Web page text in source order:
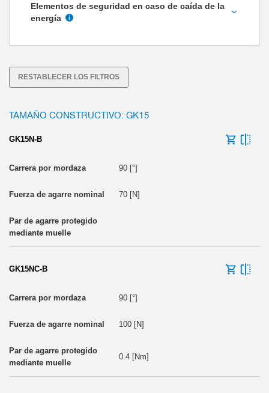
Peso de la pinza [kg]
Elementos de seguridad en caso de caída de la
energía
válvula de seguridad de presión
Dispositivo de seguridad de la fuerza de agarre
mediante muelle
RESTABLECER LOS FILTROS
TAMAÑO CONSTRUCTIVO: GK15
GK15N-B
90 [°]
70 [N]
GK15NC-B
90 [°]
100 [N]
0.4 [Nm]